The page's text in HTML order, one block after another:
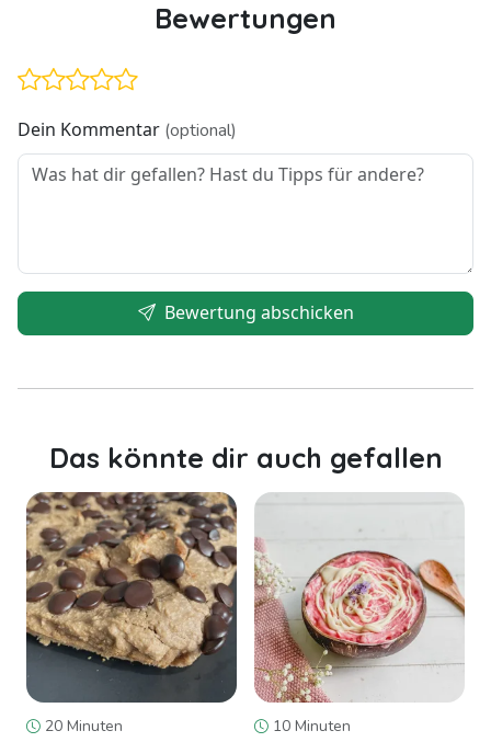
Bewertungen
Dein Kommentar (optional)
Bewertung abschicken
Das könnte dir auch gefallen
20 Minuten
10 Minuten